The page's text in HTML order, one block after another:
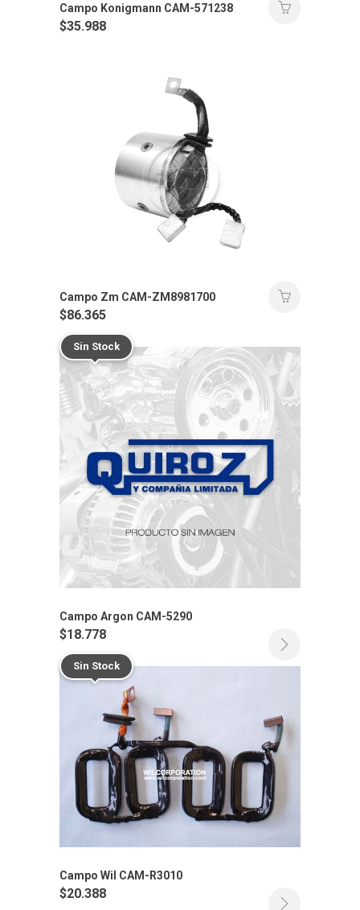
Campo Konigmann CAM-571238
$35.988
Campo Zm CAM-ZM8981700
$86.365
Sin Stock
Campo Argon CAM-5290
$18.778
Sin Stock
Campo Wil CAM-R3010
$20.388